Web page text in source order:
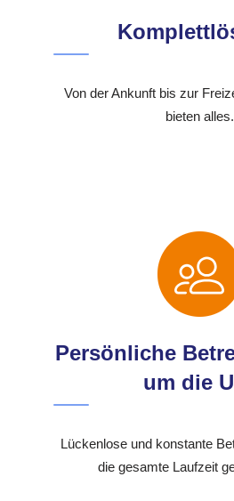
Von der Ankunft bis zur
bieten alles.
Persönliche
um die
Lückenlose und konstante
die gesamte Laufzeit